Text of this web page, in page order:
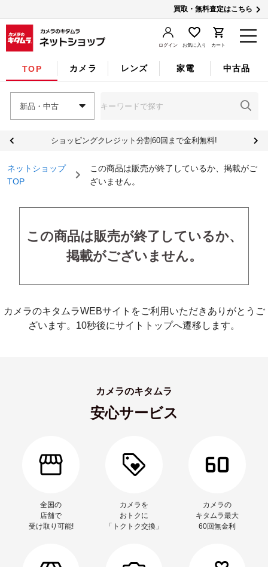
買取・無料査定はこちら
ログイン お気に入り カート
TOP カメラ レンズ 家電 中古品
新品・中古
ショッピングクレジット分割60回まで金利無料!
ネットショップ
TOP
この商品は販売が終了しているか、掲載がご
ざいません。
この商品は販売が終了しているか、
掲載がございません。
カメラのキタムラWEBサイトをご利用いただきありがとうご
ざいます。10秒後にサイトトップへ遷移します。
カメラのキタムラ
安心サービス
全国の
店舗で
受け取り可能!
カメラを
おトクに
「トクトク交換」
カメラの
キタムラ最大
60回無金利